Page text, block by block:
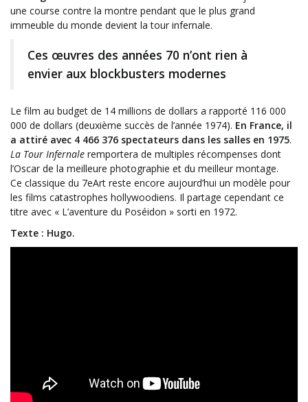
une course contre la montre pendant que le plus grand
immeuble du monde devient la tour infernale.
Ces œuvres des années 70 n’ont rien à
envier aux blockbusters modernes
Le film au budget de 14 millions de dollars a rapporté 116 000
000 de dollars (deuxième succès de l’année 1974). En France, il
a attiré avec 4 466 376 spectateurs dans les salles en 1975.
La Tour Infernale remportera de multiples récompenses dont
l’Oscar de la meilleure photographie et du meilleur montage.
Ce classique du 7eArt reste encore aujourd’hui un modèle pour
les films catastrophes hollywoodiens. Il partage cependant ce
titre avec « L’aventure du Poséidon » sorti en 1972.
Texte : Hugo.